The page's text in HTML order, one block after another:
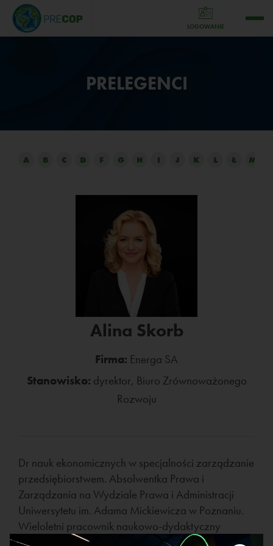
LOGOWANIE
PRELEGENCI
A B C D F G H I J K L Ł M
Alina Skorb
Firma: Energa SA
Stanowisko: dyrektor, Biuro Zrównoważonego
Rozwoju
Dr nauk ekonomicznych w specjalności zarządzanie
przedsiębiorstwem. Absolwentka Prawa i
Zarządzania na Wydziale Prawa i Administracji
Uniwersytetu im. Adama Mickiewicza w Poznaniu.
Wieloletni pracownik naukowo-dydaktyczny
Uniwersytetu Ekonomicznego